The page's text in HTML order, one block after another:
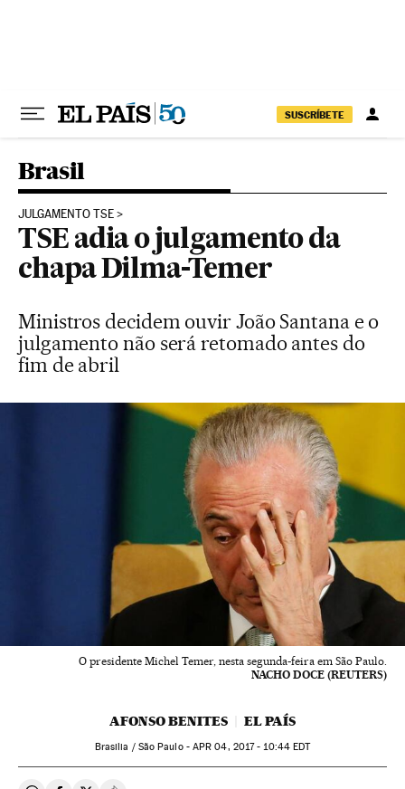
SUSCRÍBETE
Brasil
JULGAMENTO TSE
TSE adia o julgamento da
chapa Dilma-Temer
Ministros decidem ouvir João Santana e o
julgamento não será retomado antes do
fim de abril
O presidente Michel Temer, nesta segunda-feira em São Paulo.
NACHO DOCE (REUTERS)
AFONSO BENITES EL PAÍS
Brasilia / São Paulo - APR 04, 2017 - 10:44EDT